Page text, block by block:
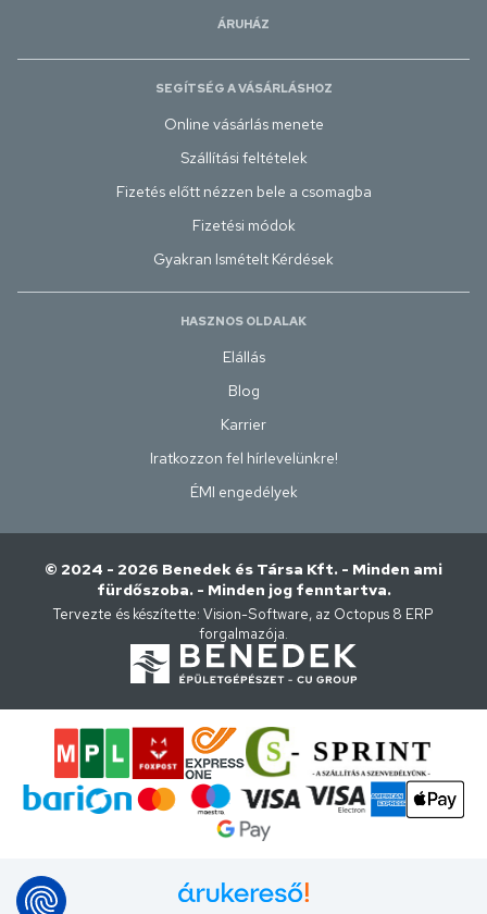
ÁRUHÁZ
SEGÍTSÉG A VÁSÁRLÁSHOZ
Online vásárlás menete
Szállítási feltételek
Fizetés előtt nézzen bele a csomagba
Fizetési módok
Gyakran Ismételt Kérdések
HASZNOS OLDALAK
Elállás
Blog
Karrier
Iratkozzon fel hírlevelünkre!
ÉMI engedélyek
© 2024 - 2026 Benedek és Társa Kft. - Minden ami
fürdőszoba. - Minden jog fenntartva.
Tervezte és készítette: Vision-Software, az Octopus 8 ERP
forgalmazója.